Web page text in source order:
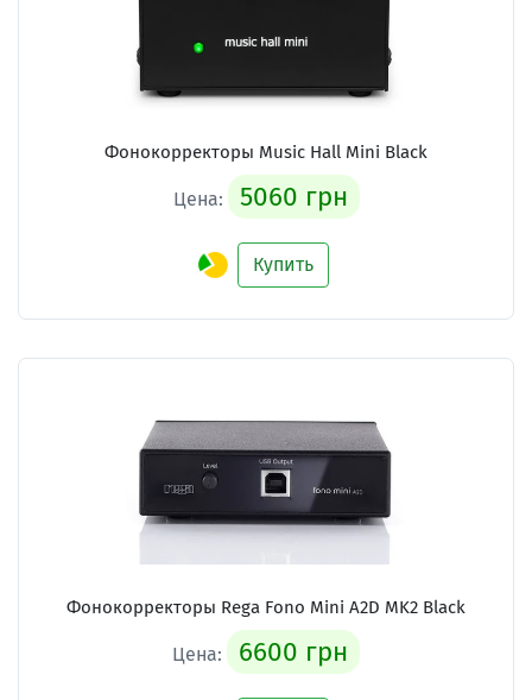
Фонокорректоры Music Hall Mini Black
Цена: 5060 грн
Купить
Фонокорректоры Rega Fono Mini A2D MK2 Black
Цена: 6600 грн